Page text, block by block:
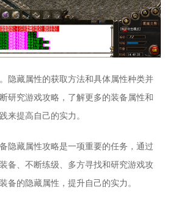
隐藏属性的获取方法和具体属性种类并
研究游戏攻略，了解更多的装备属性和
来提高自己的实力。
隐藏属性攻略是一项重要的任务，通过
备、不断练级、多方寻找和研究游戏攻
备的隐藏属性，提升自己的实力。